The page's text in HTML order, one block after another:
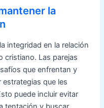
la
integridad en la relación
cristiano. Las parejas
que enfrentan y
que les
puede incluir evitar